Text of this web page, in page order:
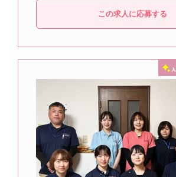
この求人に応募する